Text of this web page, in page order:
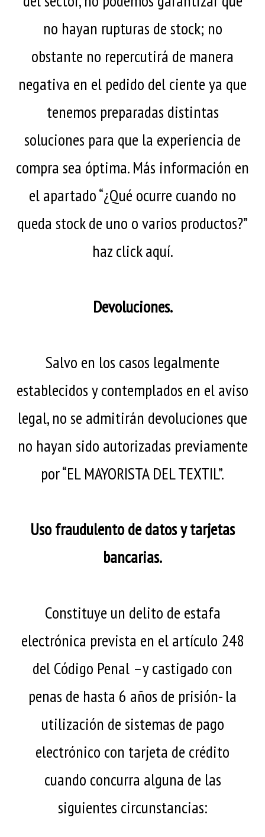
no hayan rupturas de stock; no
obstante no repercutirá de manera
negativa en el pedido del ciente ya que
tenemos preparadas distintas
soluciones para que la experiencia de
compra sea óptima. Más información en
el apartado “¿Qué ocurre cuando no
queda stock de uno o varios productos?”
haz click aquí.
Devoluciones.
Salvo en los casos legalmente
establecidos y contemplados en el aviso
legal, no se admitirán devoluciones que
no hayan sido autorizadas previamente
por “EL MAYORISTA DEL TEXTIL”.
Uso fraudulento de datos y tarjetas
bancarias.
Constituye un delito de estafa
electrónica prevista en el artículo 248
del Código Penal –y castigado con
penas de hasta 6 años de prisión- la
utilización de sistemas de pago
electrónico con tarjeta de crédito
cuando concurra alguna de las
siguientes circunstancias: